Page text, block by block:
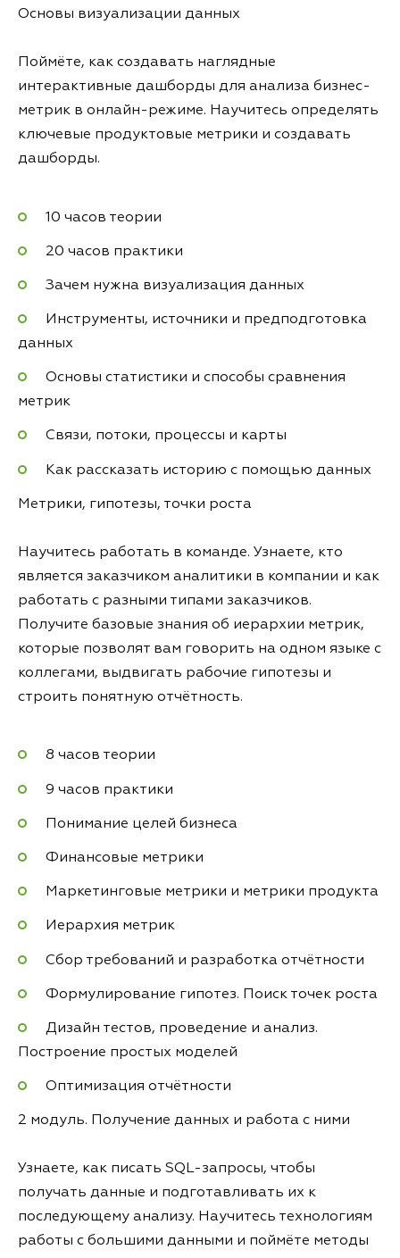
Основы визуализации данных
Поймёте, как создавать наглядные
интерактивные дашборды для анализа бизнес-
метрик в онлайн-режиме. Научитесь определять
ключевые продуктовые метрики и создавать
дашборды.
10 часов теории
20 часов практики
Зачем нужна визуализация данных
Инструменты, источники и предподготовка
данных
Основы статистики и способы сравнения
метрик
Связи, потоки, процессы и карты
Как рассказать историю с помощью данных
Метрики, гипотезы, точки роста
Научитесь работать в команде. Узнаете, кто
является заказчиком аналитики в компании и как
работать с разными типами заказчиков.
Получите базовые знания об иерархии метрик,
которые позволят вам говорить на одном языке с
коллегами, выдвигать рабочие гипотезы и
строить понятную отчётность.
8 часов теории
9 часов практики
Понимание целей бизнеса
Финансовые метрики
Маркетинговые метрики и метрики продукта
Иерархия метрик
Сбор требований и разработка отчётности
Формулирование гипотез. Поиск точек роста
Дизайн тестов, проведение и анализ.
Построение простых моделей
Оптимизация отчётности
2 модуль. Получение данных и работа с ними
Узнаете, как писать SQL-запросы, чтобы
получать данные и подготавливать их к
последующему анализу. Научитесь технологиям
работы с большими данными и поймёте методы